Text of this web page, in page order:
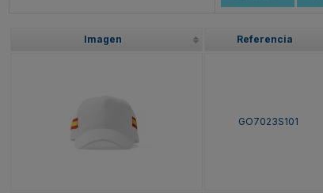
Imagen Referencia
GO7023S101